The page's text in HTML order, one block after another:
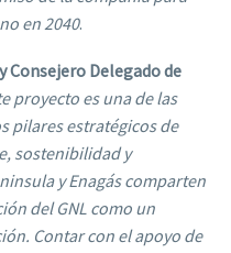
en 2040.
Consejero Delegado de
proyecto es una de las
pilares estratégicos de
sostenibilidad y
y Enagás comparten
del GNL como un
Contar con el apoyo de